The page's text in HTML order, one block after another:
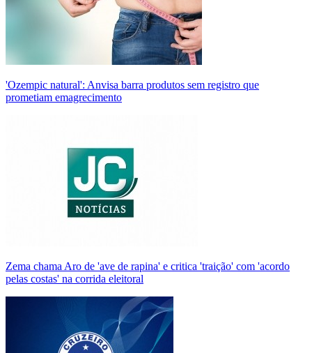
'Ozempic natural': Anvisa barra produtos sem registro que
prometiam emagrecimento
Zema chama Aro de 'ave de rapina' e critica 'traição' com 'acordo
pelas costas' na corrida eleitoral